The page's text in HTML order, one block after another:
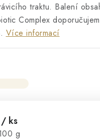
traktu. Balení
Complex
Více informací
/ ks
g